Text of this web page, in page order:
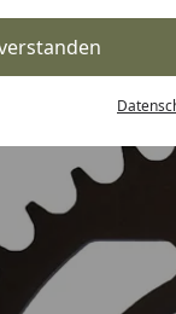
Kettenrad 520